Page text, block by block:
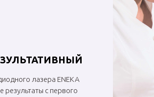
лазера ЕNEKA
результаты с первого